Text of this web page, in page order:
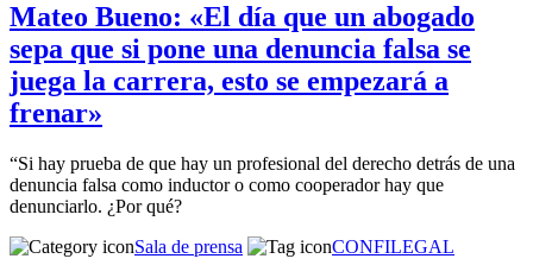
Mateo Bueno: «El día que un abogado
sepa que si pone una denuncia falsa se
juega la carrera, esto se empezará a
frenar»
“Si hay prueba de que hay un profesional del derecho detrás de una
denuncia falsa como inductor o como cooperador hay que
denunciarlo. ¿Por qué?
Sala de prensa
CONFILEGAL